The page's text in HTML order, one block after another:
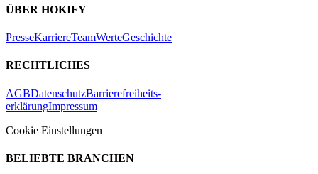
ÜBER HOKIFY
PresseKarriereTeamWerteGeschichte
RECHTLICHES
AGBDatenschutzBarrierefreiheits-
erklärungImpressum
Cookie Einstellungen
BELIEBTE BRANCHEN